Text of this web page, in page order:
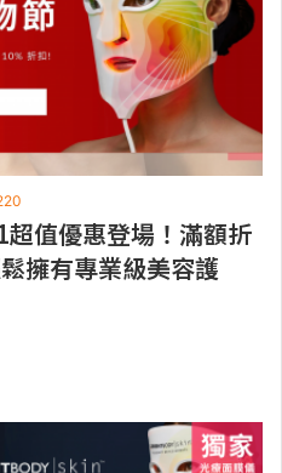
值優惠登場！滿額折
擁有專業級美容護